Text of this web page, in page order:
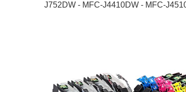
J752DW - MFC-J4410DW - MFC-